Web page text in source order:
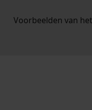
Voorbeelden van